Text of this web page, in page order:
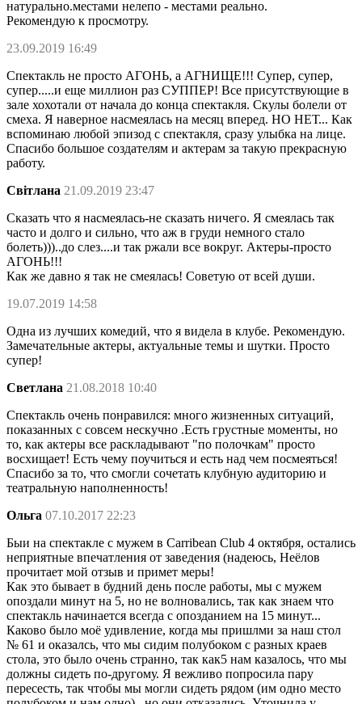
натурально.местами нелепо - местами реально.
Рекомендую к просмотру.
23.09.2019 16:49
Спектакль не просто АГОНЬ, а АГНИЩЕ!!! Супер, супер,
супер.....и еще миллион раз СУППЕР! Все присутствующие в
зале хохотали от начала до конца спектакля. Скулы болели от
смеха. Я наверное насмеялась на месяц вперед. НО НЕТ... Как
вспоминаю любой эпизод с спектакля, сразу улыбка на лице.
Спасибо большое создателям и актерам за такую прекрасную
работу.
Світлана 21.09.2019 23:47
Сказать что я насмеялась-не сказать ничего. Я смеялась так
часто и долго и сильно, что аж в груди немного стало
болеть)))..до слез....и так ржали все вокруг. Актеры-просто
АГОНЬ!!!
Как же давно я так не смеялась! Советую от всей души.
19.07.2019 14:58
Одна из лучших комедий, что я видела в клубе. Рекомендую.
Замечательные актеры, актуальные темы и шутки. Просто
супер!
Светлана 21.08.2018 10:40
Спектакль очень понравился: много жизненных ситуаций,
показанных с совсем нескучно .Есть грустные моменты, но
то, как актеры все раскладывают "по полочкам" просто
восхищает! Есть чему поучиться и есть над чем посмеяться!
Спасибо за то, что смогли сочетать клубную аудиторию и
театральную наполненность!
Ольга 07.10.2017 22:23
Быи на спектакле с мужем в Carribean Club 4 октября, остались
неприятные впечатления от заведения (надеюсь, Неёлов
прочитает мой отзыв и примет меры!
Как это бывает в будний день после работы, мы с мужем
опоздали минут на 5, но не волновались, так как знаем что
спектакль начинается всегда с опозданием на 15 минут...
Каково было моё удивление, когда мы пришлми за наш стол
№ 61 и оказалсь, что мы сидим полубоком с разных краев
стола, это было очень странно, так как5 нам казалось, что мы
должны сидеть по-другому. Я вежливо попросила пару
пересесть, так чтобы мы могли сидеть рядом (им одно место